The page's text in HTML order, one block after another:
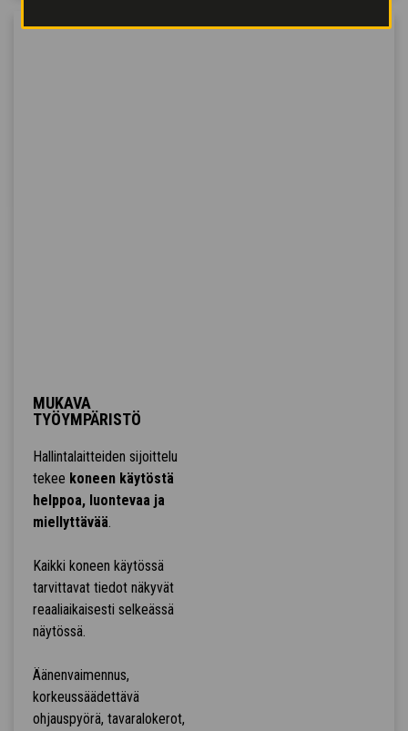
MUKAVA
TYÖYMPÄRISTÖ
Hallintalaitteiden sijoittelu
tekee koneen käytöstä
helppoa, luontevaa ja
miellyttävää.
Kaikki koneen käytössä
tarvittavat tiedot näkyvät
reaaliaikaisesti selkeässä
näytössä.
Äänenvaimennus,
korkeussäädettävä
ohjauspyörä, tavaralokerot,